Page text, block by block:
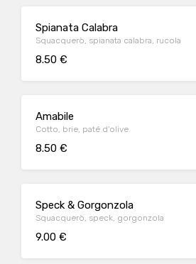
Spianata Calabra
Squacquerò, spianata calabra, rucola
8.50 €
Amabile
Cotto, brie, paté d'olive
8.50 €
Speck & Gorgonzola
Squacquerò, speck, gorgonzola
9.00 €